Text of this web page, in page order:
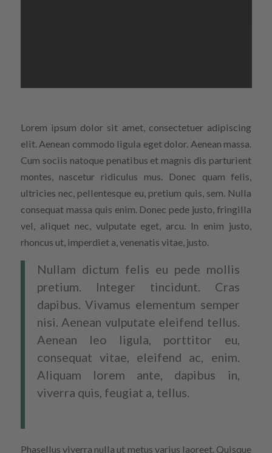
Lorem ipsum dolor sit amet, consectetuer adipiscing
elit. Aenean commodo ligula eget dolor. Aenean massa.
Cum sociis natoque penatibus et magnis dis parturient
montes, nascetur ridiculus mus. Donec quam felis,
ultricies nec, pellentesque eu, pretium quis, sem. Nulla
consequat massa quis enim. Donec pede justo, fringilla
vel, aliquet nec, vulputate eget, arcu. In enim justo,
rhoncus ut, imperdiet a, venenatis vitae, justo.
Nullam dictum felis eu pede mollis
pretium. Integer tincidunt. Cras
dapibus. Vivamus elementum semper
nisi. Aenean vulputate eleifend tellus.
Aenean leo ligula, porttitor eu,
consequat vitae, eleifend ac, enim.
Aliquam lorem ante, dapibus in,
viverra quis, feugiat a, tellus.
Phasellus viverra nulla ut metus varius laoreet. Quisque